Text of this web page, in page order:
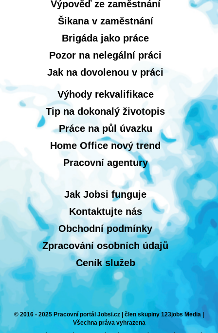
Výpověď ze zaměstnání
Šikana v zaměstnání
Brigáda jako práce
Pozor na nelegální práci
Jak na dovolenou v práci
Výhody rekvalifikace
Tip na dokonalý životopis
Práce na půl úvazku
Home Office nový trend
Pracovní agentury
Jak Jobsi funguje
Kontaktujte nás
Obchodní podmínky
Zpracování osobních údajů
Ceník služeb
© 2016 - 2025 Pracovní portál Jobsi.cz | člen skupiny 123jobs Media |
Všechna práva vyhrazena